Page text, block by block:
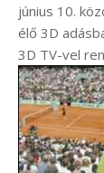
június 10.
élő 3D
3D TV-vel